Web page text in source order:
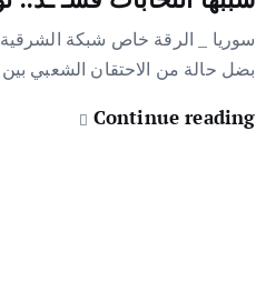
سوريا _ الرقة خاص شبكة
بضل حالة من الاحتقان الشعبي بين
Continue reading